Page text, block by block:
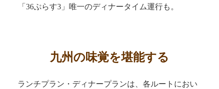
「36ぷらす3」唯一のディナータイム運行も。
九州の味覚を堪能する
ランチプラン・ディナープランは、各ルートにおい